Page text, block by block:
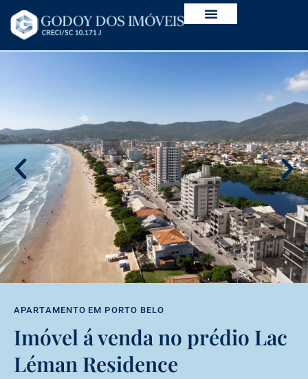
APARTAMENTO EM PORTO BELO
Imóvel á venda no prédio Lac
Léman Residence